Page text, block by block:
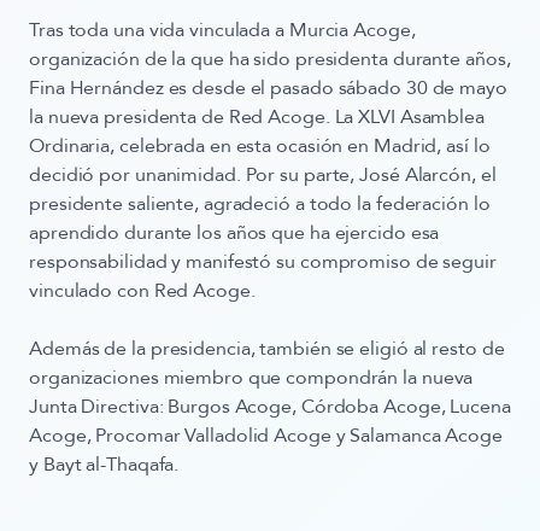
Tras toda una vida vinculada a Murcia Acoge,
organización de la que ha sido presidenta durante años,
Fina Hernández es desde el pasado sábado 30 de mayo
la nueva presidenta de Red Acoge. La XLVI Asamblea
Ordinaria, celebrada en esta ocasión en Madrid, así lo
decidió por unanimidad. Por su parte, José Alarcón, el
presidente saliente, agradeció a todo la federación lo
aprendido durante los años que ha ejercido esa
responsabilidad y manifestó su compromiso de seguir
vinculado con Red Acoge.
Además de la presidencia, también se eligió al resto de
organizaciones miembro que compondrán la nueva
Junta Directiva: Burgos Acoge, Córdoba Acoge, Lucena
Acoge, Procomar Valladolid Acoge y Salamanca Acoge
y Bayt al-Thaqafa.